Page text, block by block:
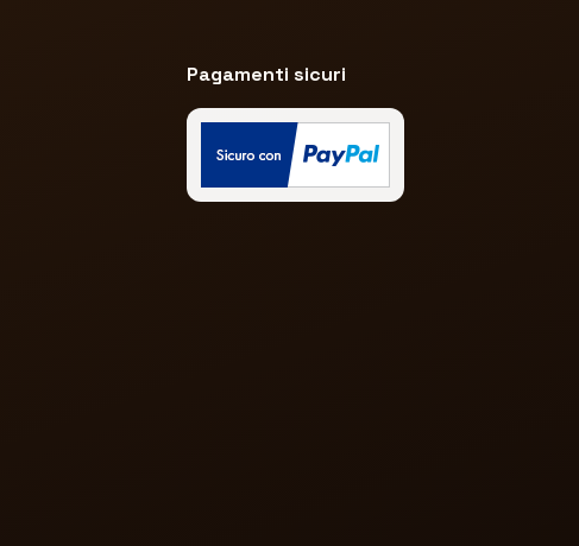
Pagamenti sicuri